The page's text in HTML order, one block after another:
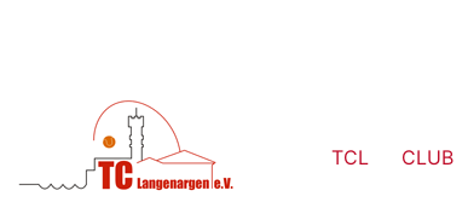
TCL CLUB